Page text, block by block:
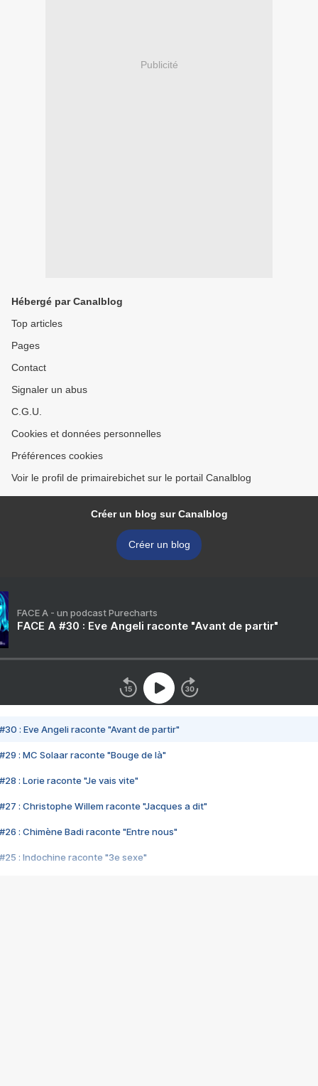
Publicité
Hébergé par Canalblog
Top articles
Pages
Contact
Signaler un abus
C.G.U.
Cookies et données personnelles
Préférences cookies
Voir le profil de primairebichet sur le portail Canalblog
Créer un blog sur Canalblog
Créer un blog
FACE A - un podcast Purecharts
FACE A #30 : Eve Angeli raconte "Avant de partir"
#30 : Eve Angeli raconte "Avant de partir"
#29 : MC Solaar raconte "Bouge de là"
#28 : Lorie raconte "Je vais vite"
#27 : Christophe Willem raconte "Jacques a dit"
#26 : Chimène Badi raconte "Entre nous"
#25 : Indochine raconte "3e sexe"